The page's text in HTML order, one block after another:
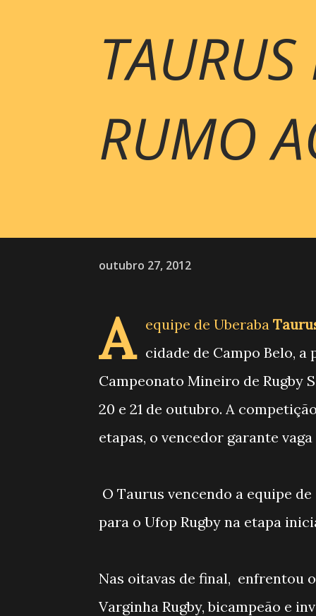
RUMO
outubro 27, 2012
A equipe de Uberaba
cidade de Campo Belo, a
Campeonato Mineiro de Rugby
20 e 21 de outubro. A
etapas, o vencedor garante
O Taurus vencendo a equipe
para o Ufop Rugby na etapa
Nas oitavas de final, enfrentou
Varginha Rugby, bicampeão e